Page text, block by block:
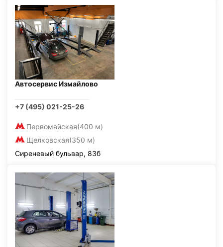
Автосервис Измайлово
+7 (495) 021-25-26
Первомайская(400 м)
Щелковская(350 м)
Сиреневый бульвар, 83б